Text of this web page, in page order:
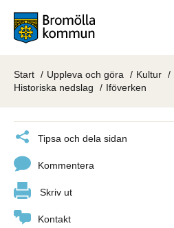
Start Uppleva och göra Kultur
Historiska nedslag
Iföverken
Tipsa och dela sidan
Kommentera
Skriv ut
Kontakt